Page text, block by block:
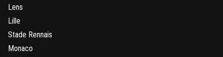
Lens
Lille
Stade Rennais
Monaco